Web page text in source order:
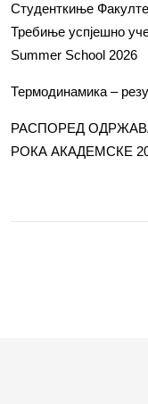
Студенткиње
Требиње успјешно
Summer School 2026
Термодинамика –
РАСПОРЕД
РОКА АКАДЕМСКЕ